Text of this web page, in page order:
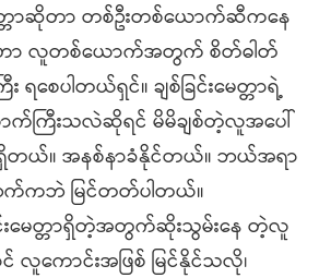
ာဆိုတာ တစ်ဦးတစ်ယောက်ဆီကနေ
ာဟာ လူတစ်ယောက်အတွက် စိတ်ဓါတ်
ရစေပါတယ်ရှင်။ ချစ်ခြင်းမေတ္တာရဲ့
ကြီးသလဲဆိုရင် မိမိချစ်တဲ့လူအပေါ်
ရှိတယ်။ အနစ်နာခံနိုင်တယ်။ ဘယ်အရာ
ကဘဲ မြင်တတ်ပါတယ်။
းမေတ္တာရှိတဲ့အတွက်ဆိုးသွမ်းနေ တဲ့လူ
ကောင်းအဖြစ် မြင်နိုင်သလို၊